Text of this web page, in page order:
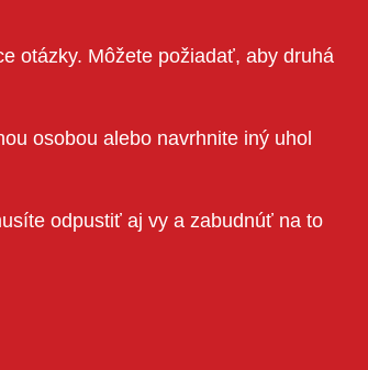
otázky. Môžete požiadať, aby druhá
osobou alebo navrhnite iný uhol
odpustiť aj vy a zabudnúť na to